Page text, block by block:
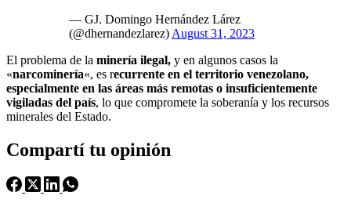
— GJ. Domingo Hernández Lárez
(@dhernandezlarez) August 31, 2023
El problema de la minería ilegal, y en algunos casos la
«narcominería«, es recurrente en el territorio venezolano,
especialmente en las áreas más remotas o insuficientemente
vigiladas del país, lo que compromete la soberanía y los recursos
minerales del Estado.
Compartí tu opinión